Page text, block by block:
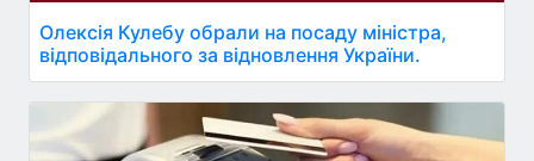
Олексія Кулебу обрали на посаду міністра,
відповідального за відновлення України.